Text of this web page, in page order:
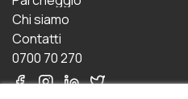
Chi siamo
Contatti
0700 70 270